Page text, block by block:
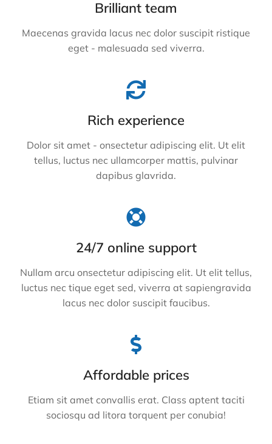
Brilliant team
Maecenas gravida lacus nec dolor suscipit ristique
eget - malesuada sed viverra.
Rich experience
Dolor sit amet - onsectetur adipiscing elit. Ut elit
tellus, luctus nec ullamcorper mattis, pulvinar
dapibus glavrida.
24/7 online support
Nullam arcu onsectetur adipiscing elit. Ut elit tellus,
luctus nec tique eget sed, viverra at sapiengravida
lacus nec dolor suscipit faucibus.
Affordable prices
Etiam sit amet convallis erat. Class aptent taciti
sociosqu ad litora torquent per conubia!